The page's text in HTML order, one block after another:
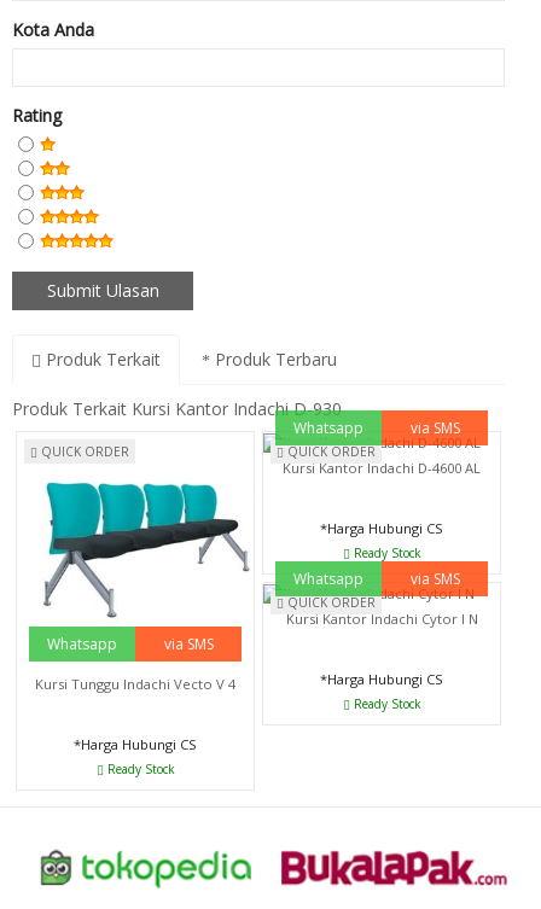
Kota Anda
Rating
Produk Terkait Produk Terbaru
Produk Terkait Kursi Kantor Indachi D-930
QUICK ORDER
Whatsapp via SMS
Kursi Tunggu Indachi Vecto V 4
*Harga Hubungi CS
Ready Stock
QUICK ORDER
Whatsapp via SMS
Kursi Kantor Indachi D-4600 AL
*Harga Hubungi CS
Ready Stock
QUICK ORDER
Whatsapp via SMS
Kursi Kantor Indachi Cytor I N
*Harga Hubungi CS
Ready Stock